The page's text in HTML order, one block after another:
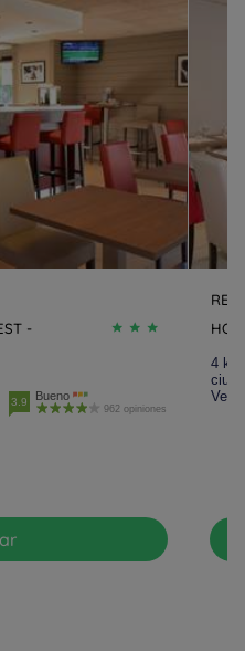
-
3.9 Bueno
962 opiniones
4
Ver